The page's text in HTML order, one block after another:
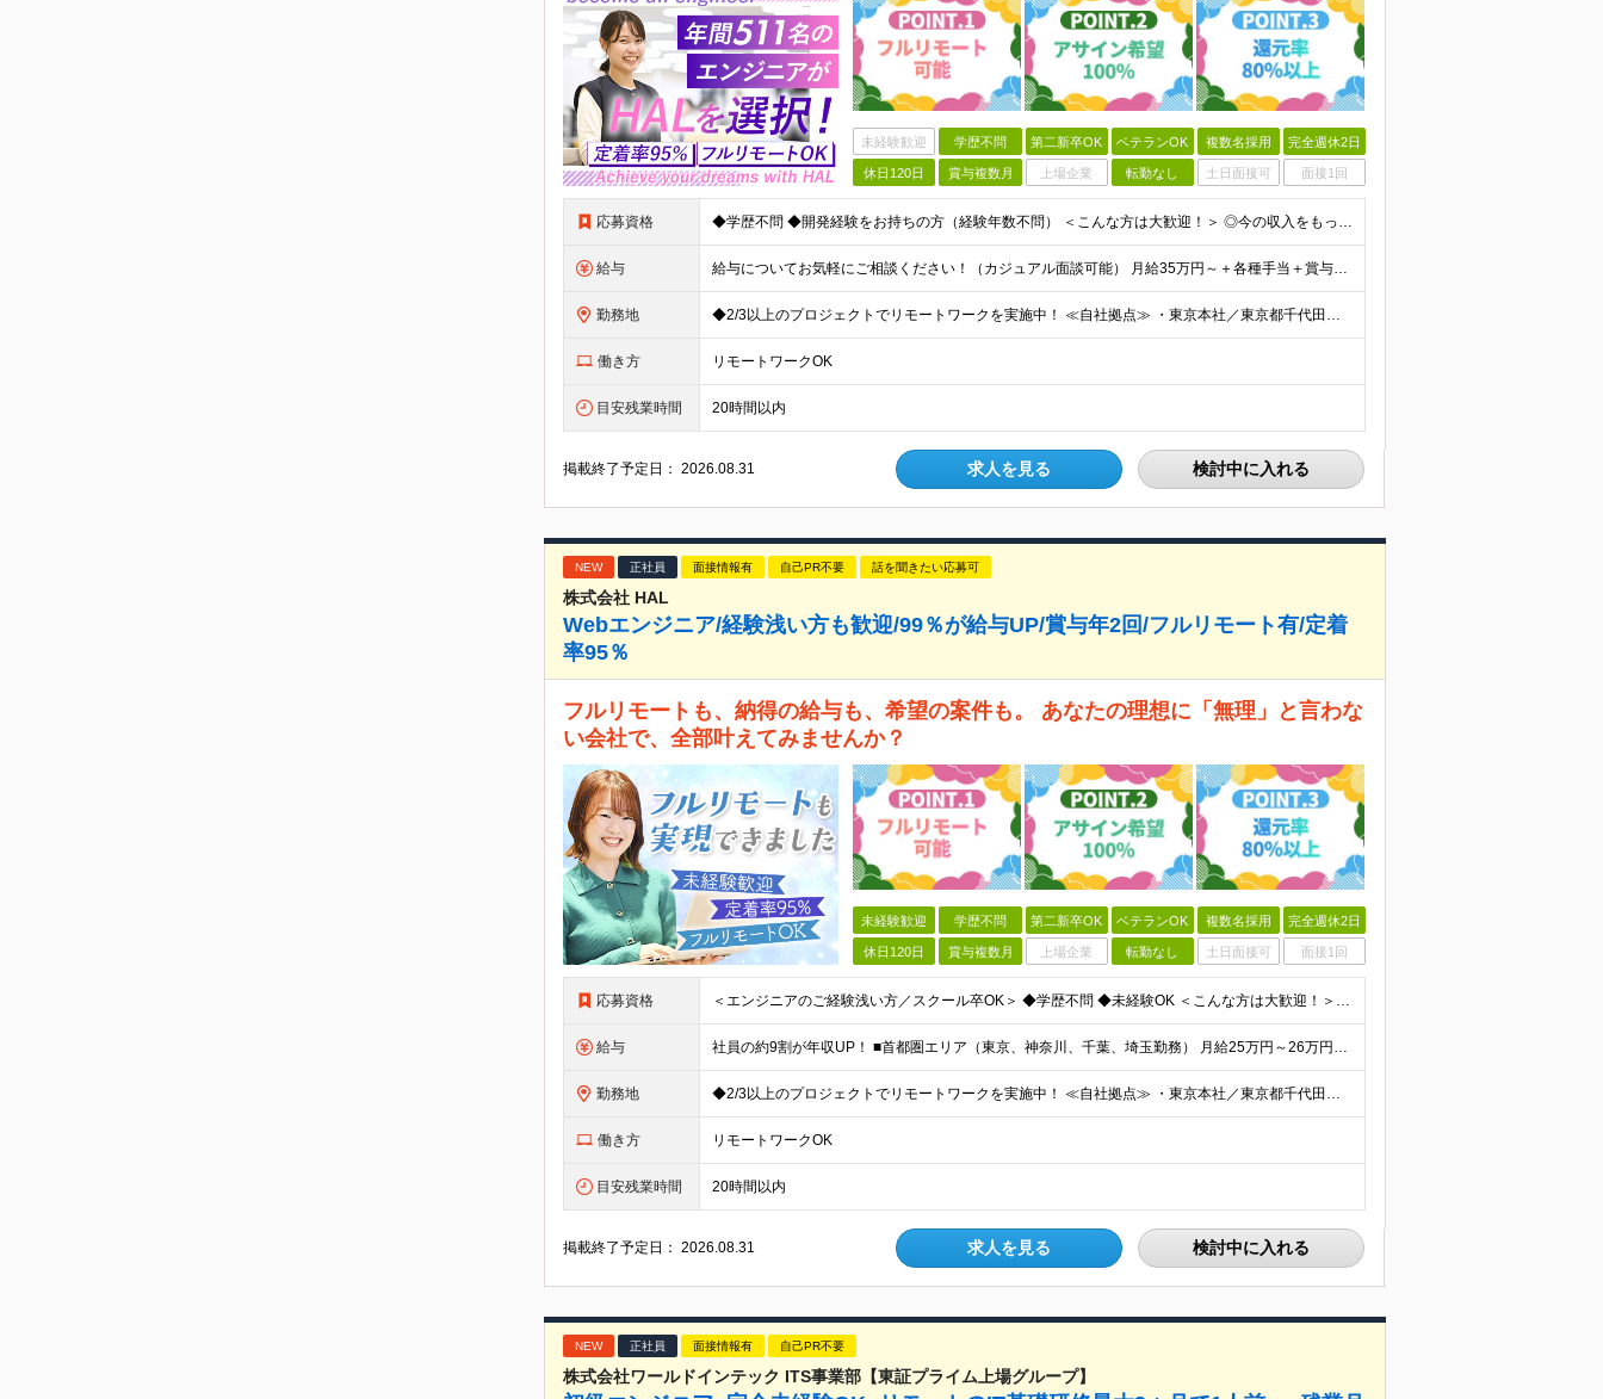
未経験歓迎 学歴不問 第二新卒OK ベテランOK 複数名採用 完全週休2日
休日120日 賞与複数月 上場企業 転勤なし 土日面接可 面接1回
応募資格 ◆学歴不問 ◆開発経験をお持ちの方（経験年数不問） ＜こんな方は大歓迎！＞ ◎今の収入をもっと増やしたい ◎もっと上流の案件で活躍したい ◎将来のキャリアにつながる案件に携わりたい ◎自分のやりたい
給与 給与についてお気軽にご相談ください！（カジュアル面談可能） 月給35万円～＋各種手当＋賞与2回 ※固定残業代は、時間外労働の有無に関わらず40時間分を87,500円～支給 ※超過分は別途支給 ※試用
勤務地 ◆2/3以上のプロジェクトでリモートワークを実施中！ ≪自社拠点≫ ・東京本社／東京都千代田区丸の内二丁目6番1号 丸の内パークビルディング6階 ・関西支社／⼤阪府⼤阪市中央区安⼟町2-3-13 ⼤
働き方 リモートワークOK
目安残業時間 20時間以内
掲載終了予定日：2026.08.31 求人を見る 検討中に入れる
NEW 正社員 面接情報有 自己PR不要 話を聞きたい応募可
株式会社 HAL
Webエンジニア/経験浅い方も歓迎/99％が給与UP/賞与年2回/フルリモート有/定着
率95％
フルリモートも、納得の給与も、希望の案件も。 あなたの理想に「無理」と言わな
い会社で、全部叶えてみませんか？
未経験歓迎 学歴不問 第二新卒OK ベテランOK 複数名採用 完全週休2日
休日120日 賞与複数月 上場企業 転勤なし 土日面接可 面接1回
応募資格 ＜エンジニアのご経験浅い方／スクール卒OK＞ ◆学歴不問 ◆未経験OK ＜こんな方は大歓迎！＞ ◎今の収入に不満がある方 ◎新しい言語・スキルに挑戦したい方 ◎腰を据えて活躍したい方 ◎頑張りを評価
給与 社員の約9割が年収UP！ ■首都圏エリア（東京、神奈川、千葉、埼玉勤務） 月給25万円～26万円（固定残業代含む） ※固定残業代は、時間外労働の有無に関わらず17時間分を30,000円～31,200
勤務地 ◆2/3以上のプロジェクトでリモートワークを実施中！ ≪自社拠点≫ ・東京本社／東京都千代田区丸の内二丁目6番1号 丸の内パークビルディング6階 ・関西支社／⼤阪府⼤阪市中央区安⼟町2-3-13 ⼤
働き方 リモートワークOK
目安残業時間 20時間以内
掲載終了予定日：2026.08.31 求人を見る 検討中に入れる
NEW 正社員 面接情報有 自己PR不要
株式会社ワールドインテック ITS事業部【東証プライム上場グループ】